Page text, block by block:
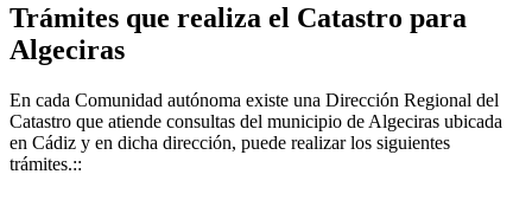
Trámites que realiza el Catastro para
Algeciras
En cada Comunidad autónoma existe una Dirección Regional del
Catastro que atiende consultas del municipio de Algeciras ubicada
en Cádiz y en dicha dirección, puede realizar los siguientes
trámites.::